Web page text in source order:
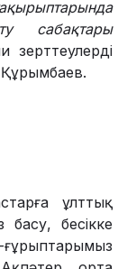
сабақтары
ұлттық
бесікке